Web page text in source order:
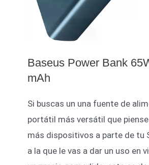
Baseus Power Bank
mAh
Si buscas un una fuente de
portátil más versátil que
más dispositivos a parte de tu
a la que le vas a dar un uso en